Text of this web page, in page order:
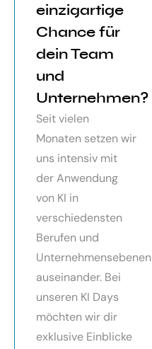
einzigartige
Chance für
dein Team
und
Unternehmen?
Seit vielen
Monaten setzen wir
uns intensiv mit
der Anwendung
von KI in
verschiedensten
Berufen und
Unternehmensebenen
auseinander. Bei
unseren KI Days
möchten wir dir
exklusive Einblicke
von
sehr
die
von KI
von
Elisabeth
Der KI Manager
mich sehr
toller Überblick
über alles, was
mit kleinem
Ausblick.
Auf alle Fragen
teilweise
wurden für
Probleme noch
Anleitungen
bereitgestellt.
Monika
Vietz